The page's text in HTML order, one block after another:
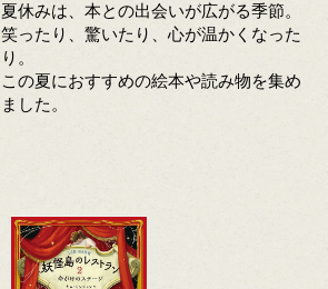
夏休みは、本との出会いが広がる季節。
笑ったり、驚いたり、心が温かくなった
り。
この夏におすすめの絵本や読み物を集め
ました。